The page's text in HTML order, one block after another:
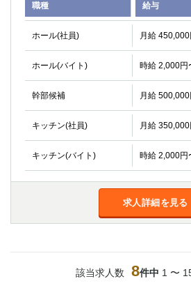
職種 給与
ホール(社員) 月給
ホール(バイト) 時給 2,000円
幹部候補 月給
キッチン(社員) 月給
キッチン(バイト) 時給 2,000円
求人詳細を見る
該当求人数 8件中 1 〜